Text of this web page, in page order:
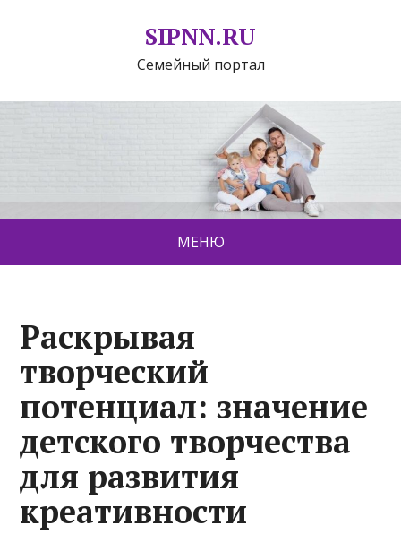
SIPNN.RU
Семейный портал
МЕНЮ
Раскрывая
творческий
потенциал: значение
детского творчества
для развития
креативности